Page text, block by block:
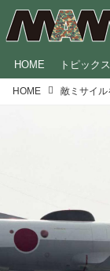
HOME トピックス
HOME